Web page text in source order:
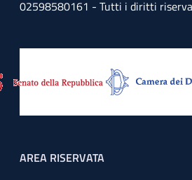
02598580161 - Tutti i diritti
Footer menu
AREA RISERVATA